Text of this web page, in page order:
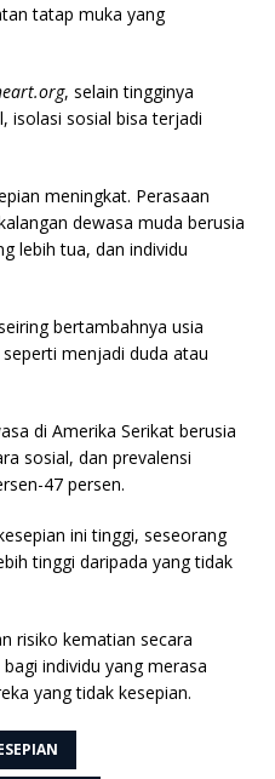
tatap muka yang
, selain tingginya
isolasi sosial bisa terjadi
meningkat. Perasaan
dewasa muda berusia
lebih tua, dan individu
bertambahnya usia
menjadi duda atau
di Amerika Serikat berusia
sosial, dan prevalensi
47 persen.
ini tinggi, seseorang
tinggi daripada yang tidak
risiko kematian secara
individu yang merasa
yang tidak kesepian.